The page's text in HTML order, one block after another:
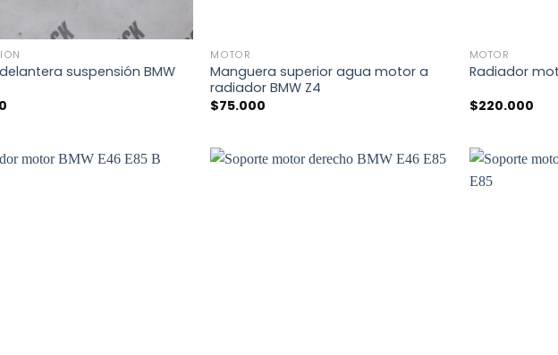
suspensión BMW
MOTOR
Manguera superior agua motor a
radiador BMW Z4
$75.000
MOTOR
Radiador
$220.000